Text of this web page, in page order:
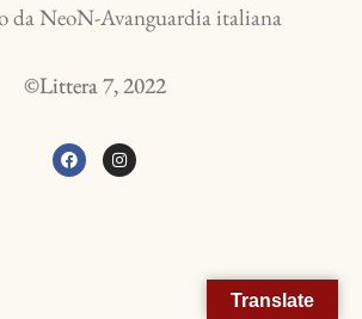
da NeoN-Avanguardia italiana
©Littera 7, 2022
Translate